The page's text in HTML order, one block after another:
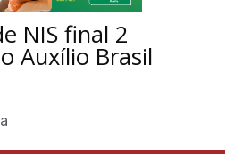
NIS final 2
Auxílio Brasil